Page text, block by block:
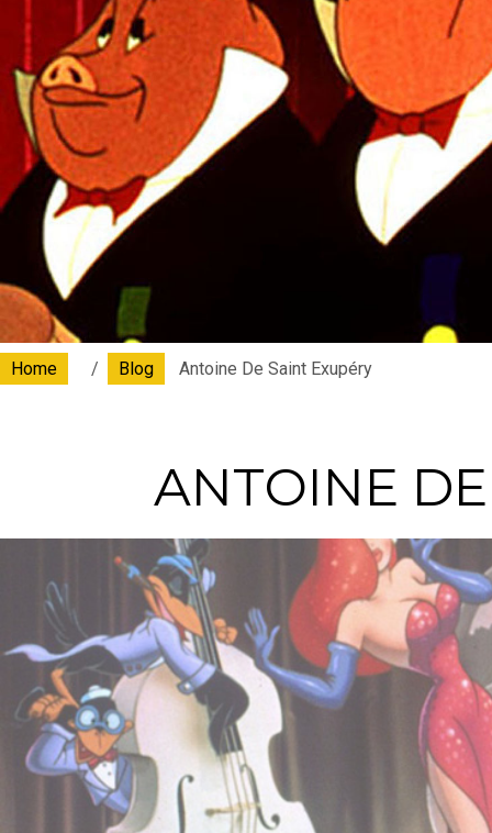
Home Blog Antoine De Saint Exupéry
ANTOINE